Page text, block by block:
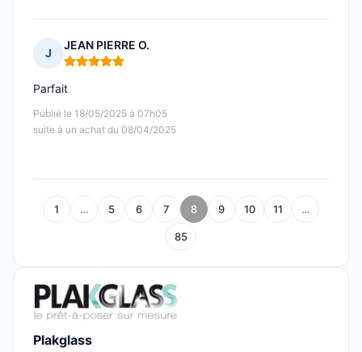
J
JEAN PIERRE O.
Note : 5 sur 5
Publié le 18/05/2025 à 07h05
suite à un achat du 08/04/2025
Parfait
1 … 5 6 7 8 9 10 11 …
85
Plakglass